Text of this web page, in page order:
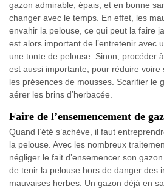
gazon admirable, épais, et en bonne
changer avec le temps. En effet, les
envahir la pelouse, ce qui peut la faire
est alors important de l’entretenir avec
une tonte de pelouse. Sinon, procéder
est aussi importante, pour réduire voire
les présences de mousses. Scarifier le
aérer les brins d’herbacée.
Faire de l’ensemencement de
Quand l’été s’achève, il faut
la pelouse. Avec les nombreux
négliger le fait d’ensemencer son
de tenir la pelouse hors de danger des
mauvaises herbes. Un gazon déjà en